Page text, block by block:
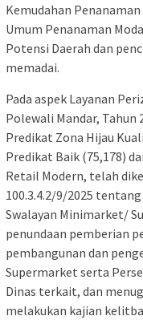
Kemudahan
Umum Penanaman
Potensi Daerah dan
memadai.
Pada aspek Layanan
Polewali Mandar,
Predikat Zona Hijau
Predikat Baik (75,178)
Retail Modern, telah
100.3.4.2/9/2025
Swalayan Minimarket/
penundaan pemberian
pembangunan dan
Supermarket serta
Dinas terkait, dan
melakukan kajian